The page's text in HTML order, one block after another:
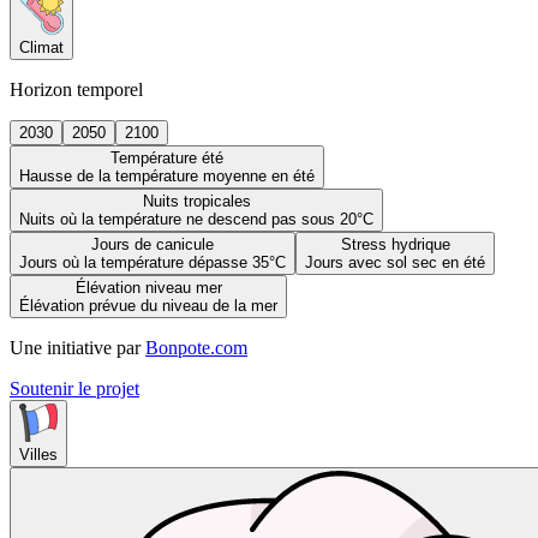
Climat
Horizon temporel
2030 2050
2100
Température été
Hausse de la température moyenne en été
Nuits tropicales
Nuits où la température ne descend pas sous 20°C
Jours de canicule
Jours où la température dépasse 35°C
Stress hydrique
Jours avec sol sec en été
Élévation niveau mer
Élévation prévue du niveau de la mer
Une initiative par Bonpote.com
Soutenir le projet
Villes